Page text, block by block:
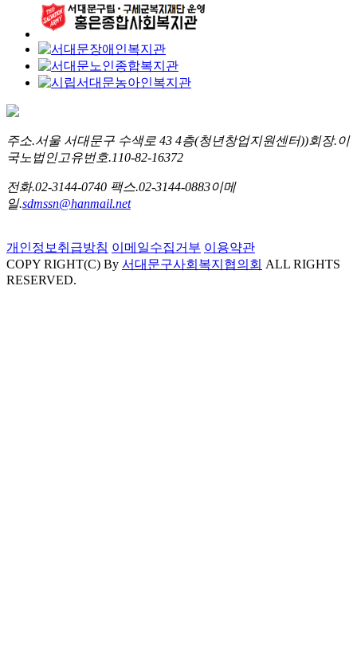
주소.서울 서대문구 수색로 43 4층(청년창업지원센터))회장.이
국노 법인고유번호.110-82-16372
전화.02-3144-0740 팩스.02-3144-0883이메
일.sdmssn@hanmail.net
개인정보취급방침 이메일수집거부 이용약관
COPY RIGHT(C) By 서대문구사회복지협의회 ALL RIGHTS
RESERVED.